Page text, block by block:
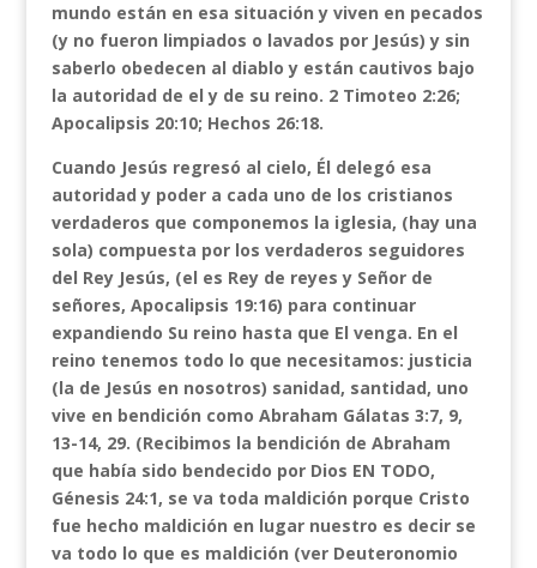
mundo están en esa situación y viven en pecados
(y no fueron limpiados o lavados por Jesús) y sin
saberlo obedecen al diablo y están cautivos bajo
la autoridad de el y de su reino. 2 Timoteo 2:26;
Apocalipsis 20:10; Hechos 26:18.
Cuando Jesús regresó al cielo, Él delegó esa
autoridad y poder a cada uno de los cristianos
verdaderos que componemos la iglesia, (hay una
sola) compuesta por los verdaderos seguidores
del Rey Jesús, (el es Rey de reyes y Señor de
señores, Apocalipsis 19:16) para continuar
expandiendo Su reino hasta que El venga. En el
reino tenemos todo lo que necesitamos: justicia
(la de Jesús en nosotros) sanidad, santidad, uno
vive en bendición como Abraham Gálatas 3:7, 9,
13-14, 29. (Recibimos la bendición de Abraham
que había sido bendecido por Dios EN TODO,
Génesis 24:1, se va toda maldición porque Cristo
fue hecho maldición en lugar nuestro es decir se
va todo lo que es maldición (ver Deuteronomio